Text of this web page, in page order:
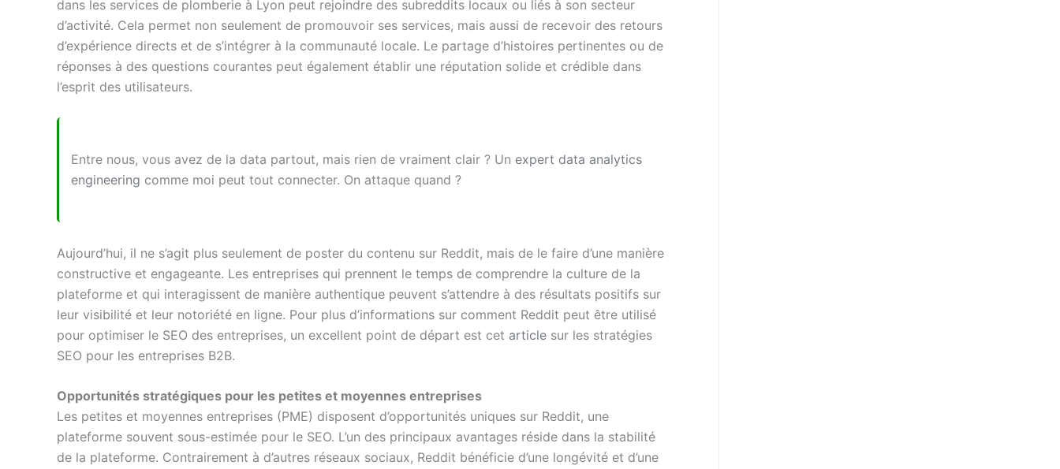
dans les services de plomberie à Lyon peut rejoindre des subreddits locaux ou liés à son secteur
d’activité. Cela permet non seulement de promouvoir ses services, mais aussi de recevoir des retours
d’expérience directs et de s’intégrer à la communauté locale. Le partage d’histoires pertinentes ou de
réponses à des questions courantes peut également établir une réputation solide et crédible dans
l’esprit des utilisateurs.
Entre nous, vous avez de la data partout, mais rien de vraiment clair ? Un expert data analytics
engineering comme moi peut tout connecter. On attaque quand ?
Aujourd’hui, il ne s’agit plus seulement de poster du contenu sur Reddit, mais de le faire d’une manière
constructive et engageante. Les entreprises qui prennent le temps de comprendre la culture de la
plateforme et qui interagissent de manière authentique peuvent s’attendre à des résultats positifs sur
leur visibilité et leur notoriété en ligne. Pour plus d’informations sur comment Reddit peut être utilisé
pour optimiser le SEO des entreprises, un excellent point de départ est cet article sur les stratégies
SEO pour les entreprises B2B.
Opportunités stratégiques pour les petites et moyennes entreprises
Les petites et moyennes entreprises (PME) disposent d’opportunités uniques sur Reddit, une
plateforme souvent sous-estimée pour le SEO. L’un des principaux avantages réside dans la stabilité
de la plateforme. Contrairement à d’autres réseaux sociaux, Reddit bénéficie d’une longévité et d’une